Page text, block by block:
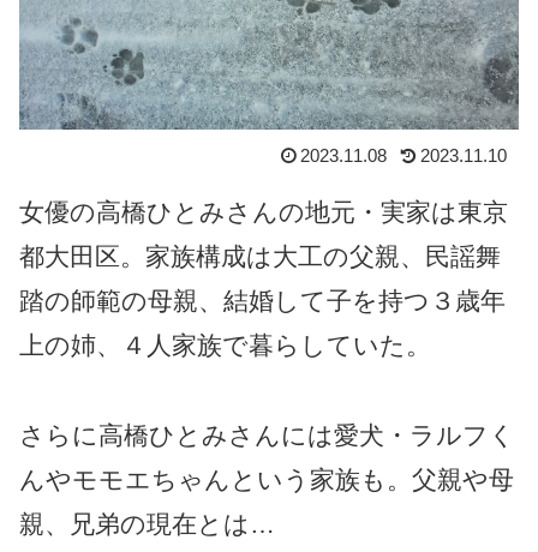
2023.11.08 2023.11.10
女優の高橋ひとみさんの地元・実家は東京
都大田区。家族構成は大工の父親、民謡舞
踏の師範の母親、結婚して子を持つ３歳年
上の姉、４人家族で暮らしていた。
さらに高橋ひとみさんには愛犬・ラルフく
んやモモエちゃんという家族も。父親や母
親、兄弟の現在とは…